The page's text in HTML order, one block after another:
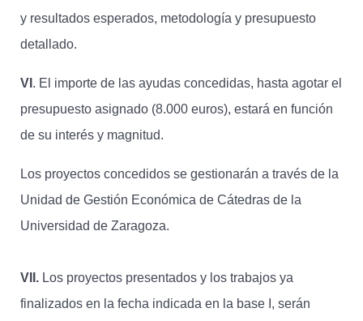
y resultados esperados, metodología y presupuesto
detallado.
VI . El importe de las ayudas concedidas, hasta agotar el
presupuesto asignado (8.000 euros), estará en función
de su interés y magnitud.
Los proyectos concedidos se gestionarán a través de la
Unidad de Gestión Económica de Cátedras de la
Universidad de Zaragoza.
VII. Los proyectos presentados y los trabajos ya
finalizados en la fecha indicada en la base I, serán